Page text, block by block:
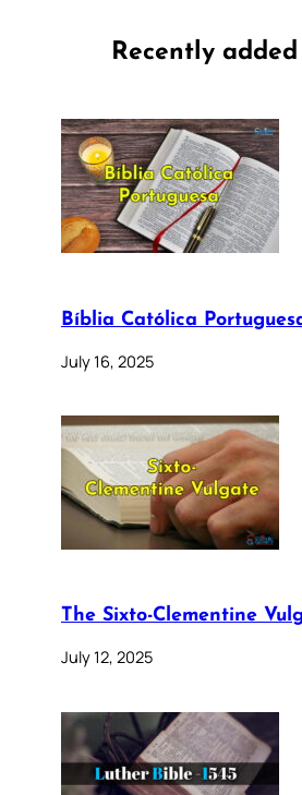
Recently
Bíblia Católica
July 16, 2025
The Sixto-Clementine
July 12, 2025